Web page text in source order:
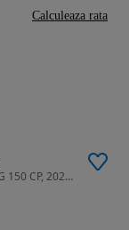
1498 cm3 • 150 CP • Volkswagen T-Roc 1.5 TSI DSG 150 CP, 2020, Euro 6, ACC, Camera, Park A
Calculeaza rata